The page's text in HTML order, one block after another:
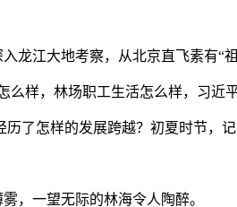
江大地考察，从北京直飞素有“祖
，林场职工生活怎么样，习近平
了怎样的发展跨越？初夏时节，记
一望无际的林海令人陶醉。